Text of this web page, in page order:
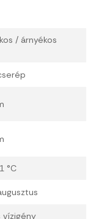
/ árnyékos
°C
vízigény